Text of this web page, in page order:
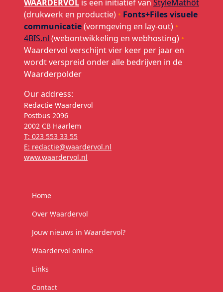
WAARDERVOL is een initiatief van StyleMathôt
(drukwerk en productie) • Fonts+Files visuele
communicatie(vormgeving en lay-out) •
4BIS.nl (webontwikkeling en webhosting) •
Waardervol verschijnt vier keer per jaar en
wordt verspreid onder alle bedrijven in de
Waarderpolder
Our address:
Redactie Waardervol
Postbus 2096
2002 CB Haarlem
T: 023 553 33 55
E: redactie@waardervol.nl
www.waardervol.nl
Home
Over Waardervol
Jouw nieuws in Waardervol?
Waardervol online
Links
Contact